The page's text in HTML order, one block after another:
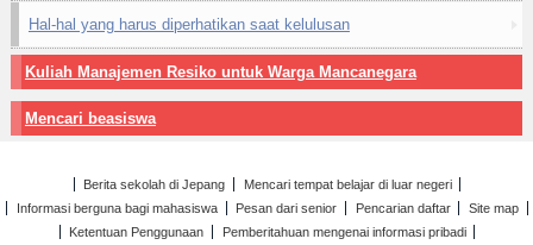
Hal-hal yang harus diperhatikan saat kelulusan
Kuliah Manajemen Resiko untuk Warga Mancanegara
Mencari beasiswa
Berita sekolah di Jepang
Mencari tempat belajar di luar negeri
Informasi berguna bagi mahasiswa
Pesan dari senior Pencarian daftar
Site map
Ketentuan Penggunaan
Pemberitahuan mengenai informasi pribadi